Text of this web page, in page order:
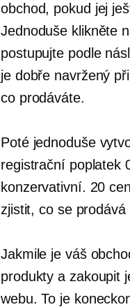
obchod, pokud jej
Jednoduše klikněte
postupujte podle
je dobře navržený
co prodáváte.
Poté jednoduše
registrační poplatek
konzervativní. 20
zjistit, co se
Jakmile je váš
produkty a zakoupit
webu. To je